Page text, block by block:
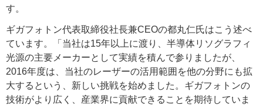
す。
ギガフォトン代表取締役社長兼CEOの都丸仁氏はこう述べ
ています。「当社は15年以上に渡り、半導体リソグラフィ
光源の主要メーカーとして実績を積んで参りましたが、
2016年度は、当社のレーザーの活用範囲を他の分野にも拡
大するという、新しい挑戦を始めました。ギガフォトンの
技術がより広く、産業界に貢献できることを期待していま